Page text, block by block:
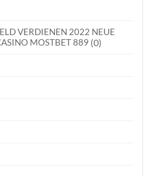
VERDIENEN 2022 NEUE
MOSTBET 889 (0)